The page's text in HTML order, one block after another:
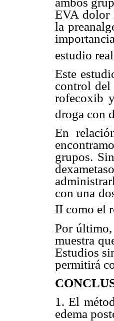
EVA dolor
la
estudio
Este
control del
rofecoxib
droga con
En
grupos.
con una
II como el
Por último,
muestra
Estudios
permitirá
1. El
edema